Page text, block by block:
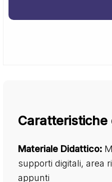
Caratteristiche
Materiale Didattico:
supporti digitali, area
appunti